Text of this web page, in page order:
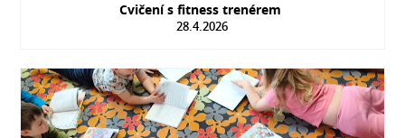
Cvičení s fitness trenérem
28.4.2026